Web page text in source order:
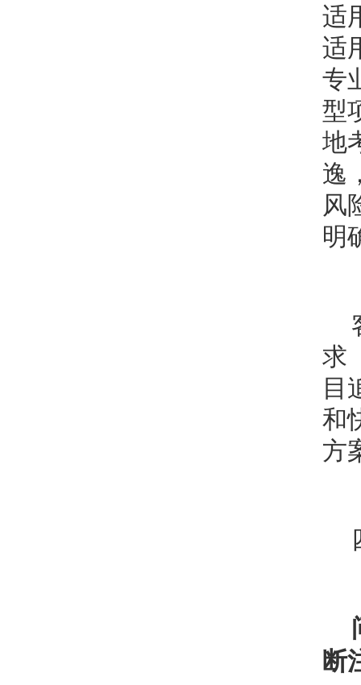
适
适
专
型
地
逸
风
明
求
目
和
方
断